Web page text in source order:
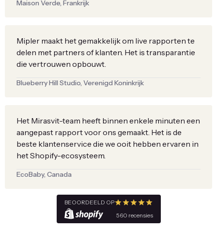
Maison Verde, Frankrijk
Mipler maakt het gemakkelijk om live rapporten te
delen met partners of klanten. Het is transparantie
die vertrouwen opbouwt.
Blueberry Hill Studio, Verenigd Koninkrijk
Het Mirasvit-team heeft binnen enkele minuten een
aangepast rapport voor ons gemaakt. Het is de
beste klantenservice die we ooit hebben ervaren in
het Shopify-ecosysteem.
EcoBaby, Canada
BEOORDEELD OP
560 recensies